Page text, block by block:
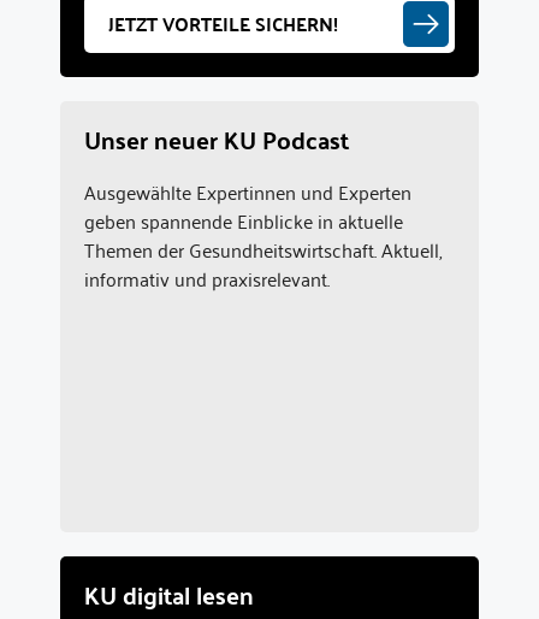
JETZT VORTEILE SICHERN!
Unser neuer KU Podcast
Ausgewählte Expertinnen und Experten
geben spannende Einblicke in aktuelle
Themen der Gesundheitswirtschaft. Aktuell,
informativ und praxisrelevant.
KU digital lesen